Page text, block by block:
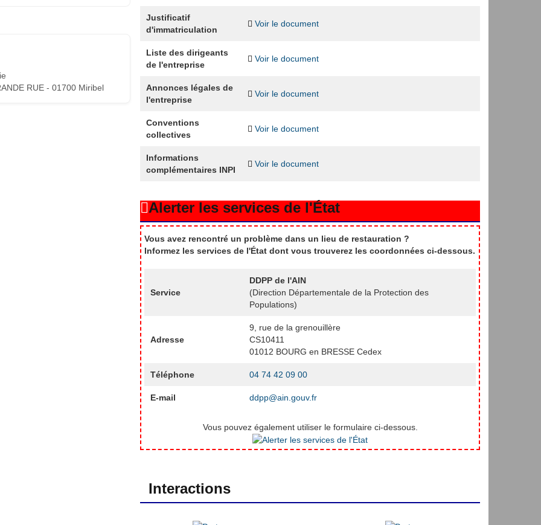
RUE - 01700 Miribel
Justificatif
d'immatriculation
Voir le document
Liste des dirigeants
de l'entreprise
Voir le document
Annonces légales de
l'entreprise
Voir le document
Conventions
collectives
Voir le document
Informations
complémentaires INPI
Voir le document
Alerter les services de l'État
Vous avez rencontré un problème dans un lieu de restauration ?
Informez les services de l'État dont vous trouverez les coordonnées ci-dessous.
Service
DDPP de l'AIN
(Direction Départementale de la Protection des
Populations)
Adresse
9, rue de la grenouillère
CS10411
01012 BOURG en BRESSE Cedex
Téléphone 04 74 42 09 00
E-mail ddpp@ain.gouv.fr
Vous pouvez également utiliser le formulaire ci-dessous.
Interactions